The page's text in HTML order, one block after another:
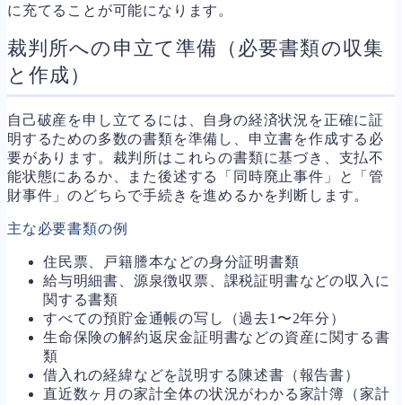
に充てることが可能になります。
裁判所への申立て準備（必要書類の収集
と作成）
自己破産を申し立てるには、自身の経済状況を正確に証
明するための多数の書類を準備し、申立書を作成する必
要があります。裁判所はこれらの書類に基づき、支払不
能状態にあるか、また後述する「同時廃止事件」と「管
財事件」のどちらで手続きを進めるかを判断します。
主な必要書類の例
住民票、戸籍謄本などの身分証明書類
給与明細書、源泉徴収票、課税証明書などの収入に
関する書類
すべての預貯金通帳の写し（過去1〜2年分）
生命保険の解約返戻金証明書などの資産に関する書
類
借入れの経緯などを説明する陳述書（報告書）
直近数ヶ月の家計全体の状況がわかる家計簿（家計